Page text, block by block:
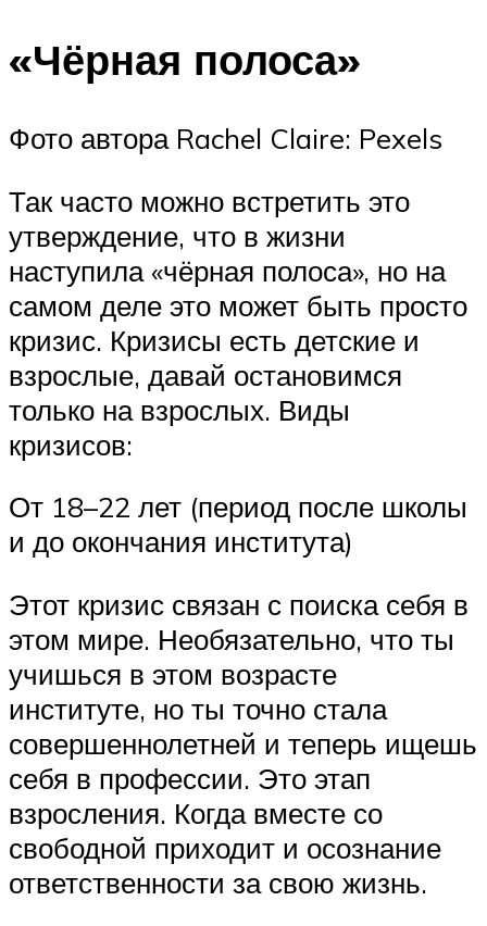
«Чёрная полоса»
Фото автора Rachel Claire: Pexels
Так часто можно встретить это
утверждение, что в жизни
наступила «чёрная полоса», но на
самом деле это может быть просто
кризис. Кризисы есть детские и
взрослые, давай остановимся
только на взрослых. Виды
кризисов:
От 18–22 лет (период после школы
и до окончания института)
Этот кризис связан с поиска себя в
этом мире. Необязательно, что ты
учишься в этом возрасте
институте, но ты точно стала
совершеннолетней и теперь ищешь
себя в профессии. Это этап
взросления. Когда вместе со
свободной приходит и осознание
ответственности за свою жизнь.